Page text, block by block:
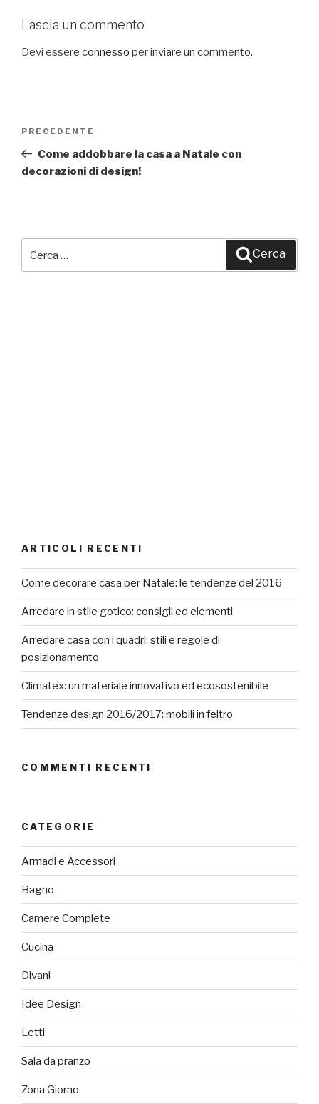
Lascia un commento
Devi essere connesso per inviare un commento.
Articolo
precedente:
PRECEDENTE
Come addobbare la casa a Natale con
decorazioni di design!
Cerca
ARTICOLI RECENTI
Come decorare casa per Natale: le tendenze del 2016
Arredare in stile gotico: consigli ed elementi
Arredare casa con i quadri: stili e regole di
posizionamento
Climatex: un materiale innovativo ed ecosostenibile
Tendenze design 2016/2017: mobili in feltro
COMMENTI RECENTI
CATEGORIE
Armadi e Accessori
Bagno
Camere Complete
Cucina
Divani
Idee Design
Letti
Sala da pranzo
Zona Giorno